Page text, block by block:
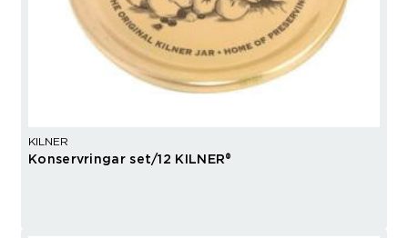
KILNER
Konservringar set/12 KILNER®